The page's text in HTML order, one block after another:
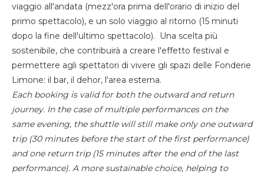
viaggio all'andata (mezz'ora prima dell'orario di inizio del
primo spettacolo), e un solo viaggio al ritorno (15 minuti
dopo la fine dell'ultimo spettacolo). Una scelta più
sostenibile, che contribuirà a creare l'effetto festival e
permettere agli spettatori di vivere gli spazi delle Fonderie
Limone: il bar, il dehor, l'area esterna.
Each booking is valid for both the outward and return
journey. In the case of multiple performances on the
same evening, the shuttle will still make only one outward
trip (30 minutes before the start of the first performance)
and one return trip (15 minutes after the end of the last
performance). A more sustainable choice, helping to